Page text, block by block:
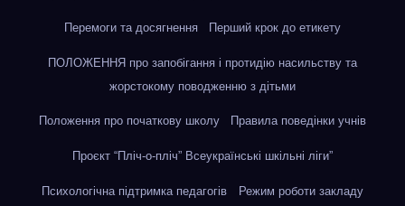
Перемоги та досягнення Перший крок до етикету
ПОЛОЖЕННЯ про запобігання і протидію насильству та
жорстокому поводженню з дітьми
Положення про початкову школу Правила поведінки учнів
Проєкт “Пліч-о-пліч” Всеукраїнські шкільні ліги”
Психологічна підтримка педагогів Режим роботи закладу